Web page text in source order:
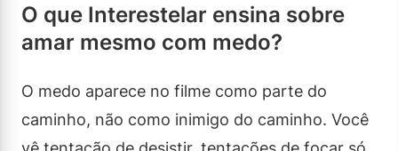
O que Interestelar ensina sobre
amar mesmo com medo?
O medo aparece no filme como parte do
caminho, não como inimigo do caminho. Você